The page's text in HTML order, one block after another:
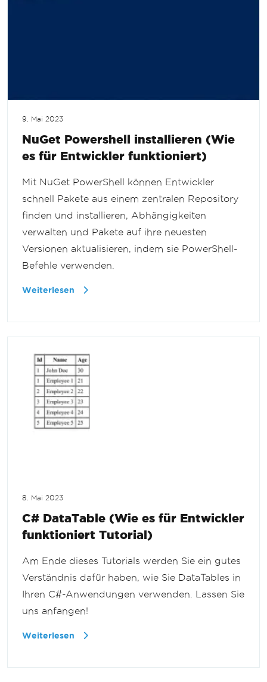
9. Mai 2023
NuGet Powershell installieren (Wie
es für Entwickler funktioniert)
Mit NuGet PowerShell können Entwickler
schnell Pakete aus einem zentralen Repository
finden und installieren, Abhängigkeiten
verwalten und Pakete auf ihre neuesten
Versionen aktualisieren, indem sie PowerShell-
Befehle verwenden.
Weiterlesen
8. Mai 2023
C# DataTable (Wie es für Entwickler
funktioniert Tutorial)
Am Ende dieses Tutorials werden Sie ein gutes
Verständnis dafür haben, wie Sie DataTables in
Ihren C#-Anwendungen verwenden. Lassen Sie
uns anfangen!
Weiterlesen